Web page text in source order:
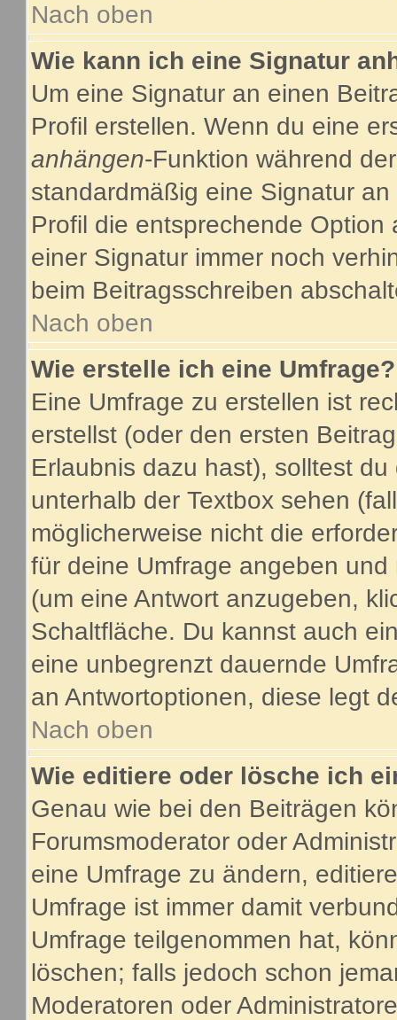
Nach oben
Wie kann ich eine Signatur
Um eine Signatur an einen
Profil erstellen. Wenn du eine
anhängen-Funktion während
standardmäßig eine Signatur
Profil die entsprechende
einer Signatur immer noch
beim Beitragsschreiben
Nach oben
Wie erstelle ich eine Umfrage?
Eine Umfrage zu erstellen ist
erstellst (oder den ersten
Erlaubnis dazu hast), solltest
unterhalb der Textbox sehen
möglicherweise nicht die
für deine Umfrage angeben
(um eine Antwort anzugeben,
Schaltfläche. Du kannst auch
eine unbegrenzt dauernde
an Antwortoptionen, diese legt
Nach oben
Wie editiere oder lösche ich
Genau wie bei den Beiträgen
Forumsmoderator oder
eine Umfrage zu ändern,
Umfrage ist immer damit
Umfrage teilgenommen hat,
löschen; falls jedoch schon
Moderatoren oder